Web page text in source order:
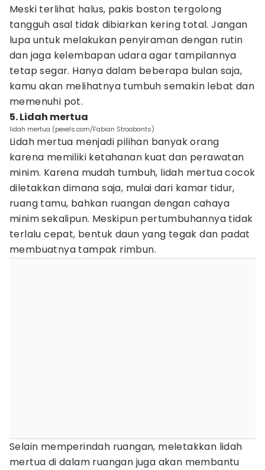
Meski terlihat halus, pakis boston tergolong
tangguh asal tidak dibiarkan kering total. Jangan
lupa untuk melakukan penyiraman dengan rutin
dan jaga kelembapan udara agar tampilannya
tetap segar. Hanya dalam beberapa bulan saja,
kamu akan melihatnya tumbuh semakin lebat dan
memenuhi pot.
5. Lidah mertua
lidah mertua (pexels.com/Fabian Stroobants)
Lidah mertua menjadi pilihan banyak orang
karena memiliki ketahanan kuat dan perawatan
minim. Karena mudah tumbuh, lidah mertua cocok
diletakkan dimana saja, mulai dari kamar tidur,
ruang tamu, bahkan ruangan dengan cahaya
minim sekalipun. Meskipun pertumbuhannya tidak
terlalu cepat, bentuk daun yang tegak dan padat
membuatnya tampak rimbun.
Selain memperindah ruangan, meletakkan lidah
mertua di dalam ruangan juga akan membantu